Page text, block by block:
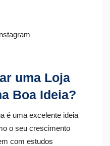
uma Loja
Boa Ideia?
é uma excelente ideia
o seu crescimento
com estudos